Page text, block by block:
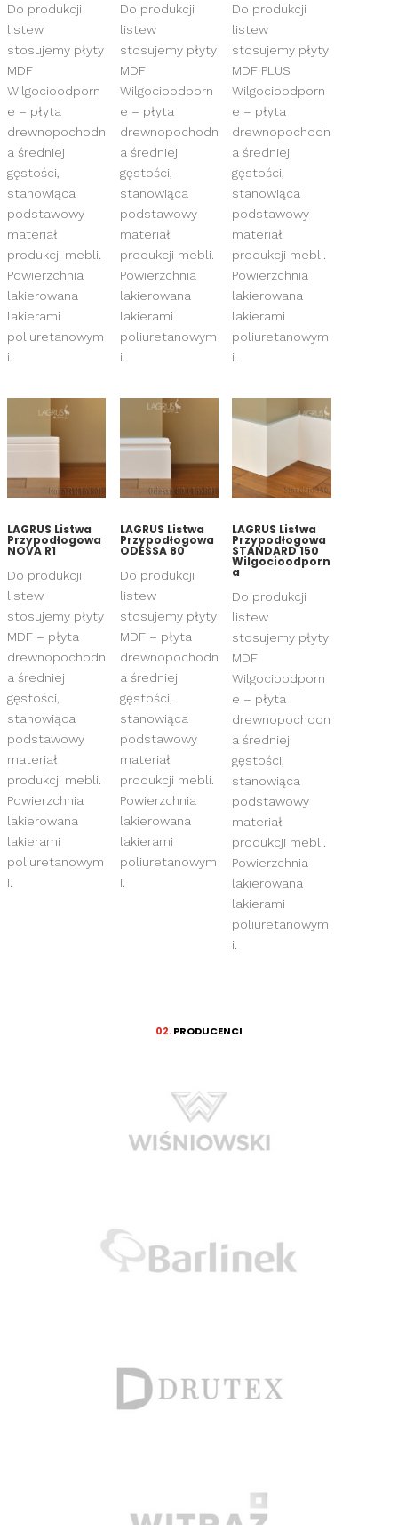
Do produkcji
listew
stosujemy płyty
MDF
Wilgocioodporn
e – płyta
drewnopochodn
a średniej
gęstości,
stanowiąca
podstawowy
materiał
produkcji mebli.
Powierzchnia
lakierowana
lakierami
poliuretanowym
i.
Do produkcji
listew
stosujemy płyty
MDF
Wilgocioodporn
e – płyta
drewnopochodn
a średniej
gęstości,
stanowiąca
podstawowy
materiał
produkcji mebli.
Powierzchnia
lakierowana
lakierami
poliuretanowym
i.
Do produkcji
listew
stosujemy płyty
MDF PLUS
Wilgocioodporn
e – płyta
drewnopochodn
a średniej
gęstości,
stanowiąca
podstawowy
materiał
produkcji mebli.
Powierzchnia
lakierowana
lakierami
poliuretanowym
i.
LAGRUS Listwa
Przypodłogowa
NOVA R1
Do produkcji
listew
stosujemy płyty
MDF – płyta
drewnopochodn
a średniej
gęstości,
stanowiąca
podstawowy
materiał
produkcji mebli.
Powierzchnia
lakierowana
lakierami
poliuretanowym
i.
LAGRUS Listwa
Przypodłogowa
ODESSA 80
Do produkcji
listew
stosujemy płyty
MDF – płyta
drewnopochodn
a średniej
gęstości,
stanowiąca
podstawowy
materiał
produkcji mebli.
Powierzchnia
lakierowana
lakierami
poliuretanowym
i.
LAGRUS Listwa
Przypodłogowa
STANDARD 150
Wilgocioodporn
a
Do produkcji
listew
stosujemy płyty
MDF
Wilgocioodporn
e – płyta
drewnopochodn
a średniej
gęstości,
stanowiąca
podstawowy
materiał
produkcji mebli.
Powierzchnia
lakierowana
lakierami
poliuretanowym
i.
02.PRODUCENCI